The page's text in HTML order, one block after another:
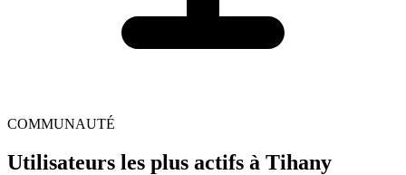
COMMUNAUTÉ
Utilisateurs les plus actifs à Tihany